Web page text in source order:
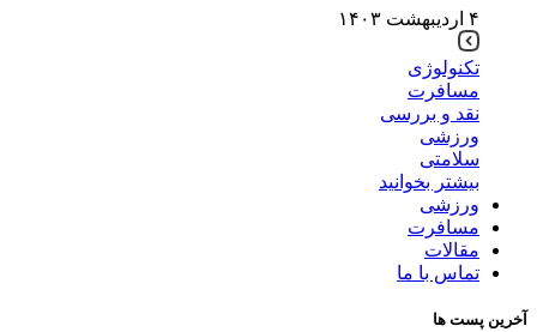
۴ اردیبهشت ۱۴۰۳
تکنولوژی
مسافرت
نقد و بررسی
ورزشی
سلامتی
بیشتر بخوانید
ورزشی
مسافرت
مقالات
تماس با ما
آخرین پست ها